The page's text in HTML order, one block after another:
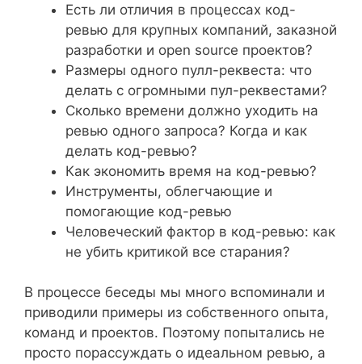
Есть ли отличия в процессах код-
ревью для крупных компаний, заказной
разработки и open source проектов?
Размеры одного пулл-реквеста: что
делать с огромными пул-реквестами?
Сколько времени должно уходить на
ревью одного запроса? Когда и как
делать код-ревью?
Как экономить время на код-ревью?
Инструменты, облегчающие и
помогающие код-ревью
Человеческий фактор в код-ревью: как
не убить критикой все старания?
В процессе беседы мы много вспоминали и
приводили примеры из собственного опыта,
команд и проектов. Поэтому попытались не
просто порассуждать о идеальном ревью, а